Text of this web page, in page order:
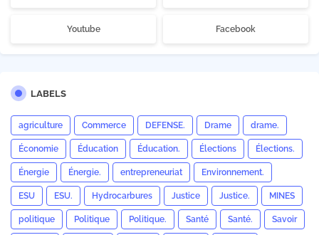
Youtube Facebook
LABELS
agriculture Commerce DEFENSE. Drame drame.
Économie Éducation Éducation. Élections Élections.
Énergie Énergie. entrepreneuriat Environnement.
ESU ESU. Hydrocarbures Justice Justice. MINES
politique Politique Politique. Santé Santé. Savoir